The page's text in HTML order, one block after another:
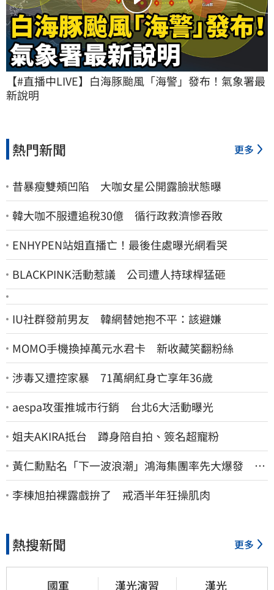
【#直播中LIVE】白海豚颱風「海警」發布！氣象署最
新說明
熱門新聞 更多
昔暴瘦雙頰凹陷 大咖女星公開露臉狀態曝
韓大咖不服遭追稅30億 循行政救濟慘吞敗
ENHYPEN站姐直播亡！最後住處曝光網看哭
BLACKPINK活動惹議 公司遭人持球桿猛砸
IU社群發前男友 韓網替她抱不平：該避嫌
MOMO手機換掉萬元水君卡 新收藏笑翻粉絲
涉毒又遭控家暴 71萬網紅身亡享年36歲
aespa攻蛋推城市行銷 台北6大活動曝光
姐夫AKIRA抵台 蹲身陪自拍、簽名超寵粉
黃仁勳點名「下一波浪潮」鴻海集團率先大爆發 台
股這族群全面噴出
李棟旭拍裸露戲拚了 戒酒半年狂操肌肉
熱搜新聞 更多
國軍 漢光演習 漢光